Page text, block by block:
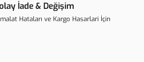
İade & Değişim
Hataları ve Kargo Hasarlari İçin